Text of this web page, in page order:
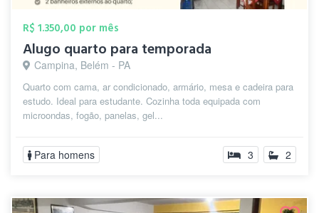
R$ 1.350,00 por mês
Alugo quarto para temporada
Campina, Belém - PA
Quarto com cama, ar condicionado, armário, mesa e cadeira para
estudo. Ideal para estudante. Cozinha toda equipada com
microondas, fogão, panelas, gel...
Para homens 3 2